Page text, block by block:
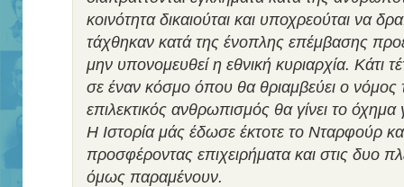
κοινότητα δικαιούται και υποχρεούται να
τάχθηκαν κατά της ένοπλης επέμβασης
μην υπονομευθεί η εθνική κυριαρχία. Κάτι
σε έναν κόσμο όπου θα θριαμβεύει ο νόμος
επιλεκτικός ανθρωπισμός θα γίνει το όχημα
Η Ιστορία μάς έδωσε έκτοτε το Νταρφούρ
προσφέροντας επιχειρήματα και στις δυο
όμως παραμένουν.